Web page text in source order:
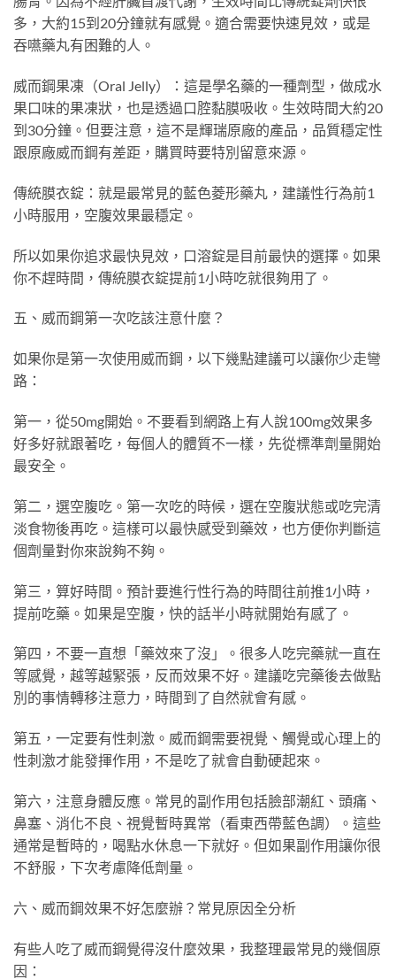
多，大約15到20分鐘就有感覺。適合需要快速見效，或是
吞嚥藥丸有困難的人。
威而鋼果凍（Oral Jelly）：這是學名藥的一種劑型，做成水
果口味的果凍狀，也是透過口腔黏膜吸收。生效時間大約20
到30分鐘。但要注意，這不是輝瑞原廠的產品，品質穩定性
跟原廠威而鋼有差距，購買時要特別留意來源。
傳統膜衣錠：就是最常見的藍色菱形藥丸，建議性行為前1
小時服用，空腹效果最穩定。
所以如果你追求最快見效，口溶錠是目前最快的選擇。如果
你不趕時間，傳統膜衣錠提前1小時吃就很夠用了。
五、威而鋼第一次吃該注意什麼？
如果你是第一次使用威而鋼，以下幾點建議可以讓你少走彎
路：
第一，從50mg開始。不要看到網路上有人說100mg效果多
好多好就跟著吃，每個人的體質不一樣，先從標準劑量開始
最安全。
第二，選空腹吃。第一次吃的時候，選在空腹狀態或吃完清
淡食物後再吃。這樣可以最快感受到藥效，也方便你判斷這
個劑量對你來說夠不夠。
第三，算好時間。預計要進行性行為的時間往前推1小時，
提前吃藥。如果是空腹，快的話半小時就開始有感了。
第四，不要一直想「藥效來了沒」。很多人吃完藥就一直在
等感覺，越等越緊張，反而效果不好。建議吃完藥後去做點
別的事情轉移注意力，時間到了自然就會有感。
第五，一定要有性刺激。威而鋼需要視覺、觸覺或心理上的
性刺激才能發揮作用，不是吃了就會自動硬起來。
第六，注意身體反應。常見的副作用包括臉部潮紅、頭痛、
鼻塞、消化不良、視覺暫時異常（看東西帶藍色調）。這些
通常是暫時的，喝點水休息一下就好。但如果副作用讓你很
不舒服，下次考慮降低劑量。
六、威而鋼效果不好怎麼辦？常見原因全分析
有些人吃了威而鋼覺得沒什麼效果，我整理最常見的幾個原
因：